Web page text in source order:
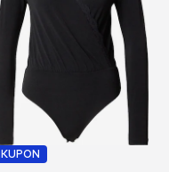
KUPON